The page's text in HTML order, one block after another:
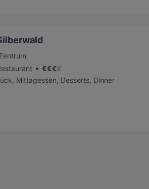
• €€€€
Mittagessen, Desserts, Dinner